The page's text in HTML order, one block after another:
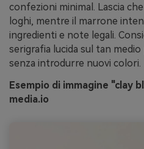
confezioni minimal. Lascia
loghi, mentre il marrone
ingredienti e note legali.
serigrafia lucida sul tan
senza introdurre nuovi colori.
Esempio di immagine "clay
media.io